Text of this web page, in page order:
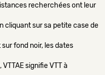
recherchées ont leur
cliquant sur sa petite case de
fond noir, les dates
signifie VTT à